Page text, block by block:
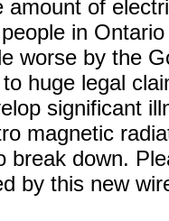
amount of
in
worse by the
huge legal
significant
magnetic
break down.
by this new